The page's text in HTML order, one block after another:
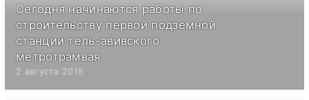
Сегодня начинаются работы по
строительству первой подземной
станции тель-авивского
метротрамвая
2 августа 2015